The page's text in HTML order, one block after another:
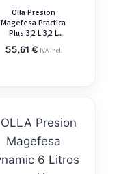
Olla Presion
Magefesa Practica
Plus 3,2 L 3,2 L
55,61€ IVA incl.